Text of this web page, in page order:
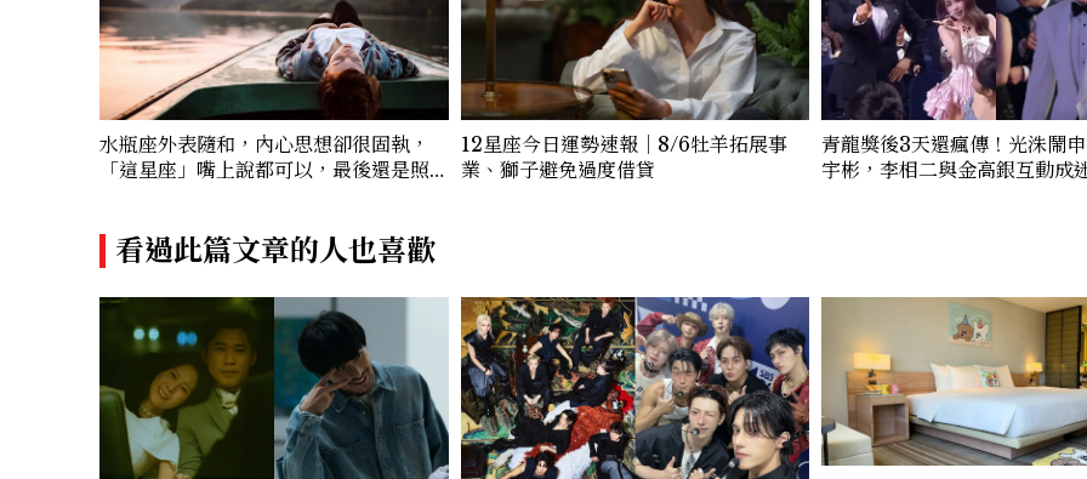
水瓶座外表隨和，內心思想卻很固執，
「這星座」嘴上說都可以，最後還是照
12星座今日運勢速報｜8/6牡羊拓展事
業、獅子避免過度借貸
青龍獎後3天還瘋傳！光洙鬧
宇彬，李相二與金高銀互動成
看過此篇文章的人也喜歡